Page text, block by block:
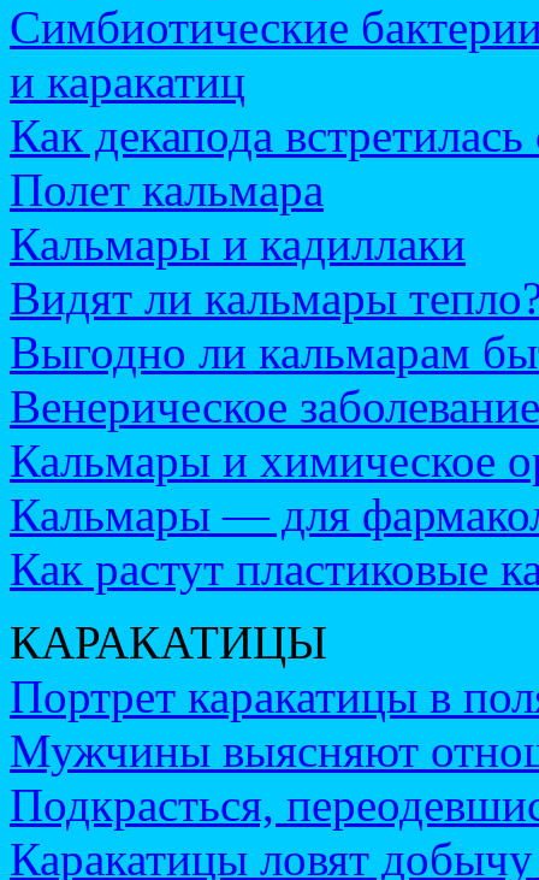
Симбиотические
и каракатиц
Как декапода
Полет кальмара
Кальмары и кадиллаки
Видят ли кальмары
Выгодно ли кальмарам
Венерическое
Кальмары и химическое
Кальмары — для
Как растут пластиковые
КАРАКАТИЦЫ
Портрет каракатицы в
Мужчины выясняют
Подкрасться,
Каракатицы ловят добычу